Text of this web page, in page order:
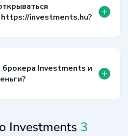
investments.hu?
+
брокера Investments и
+
Investments 3